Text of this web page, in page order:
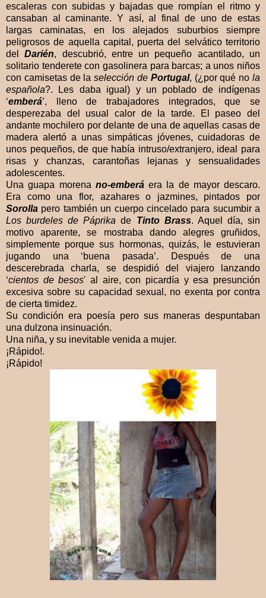
escaleras con subidas y bajadas que rompían el ritmo y
cansaban al caminante. Y así, al final de uno de estas
largas caminatas, en los alejados suburbios siempre
peligrosos de aquella capital, puerta del selvático territorio
delDarién, descubrió, entre un pequeño acantilado, un
solitario tenderete con gasolinera para barcas; a unos niños
con camisetas de laselección de Portugal, (¿por qué nola
española?. Les daba igual) y un poblado de indígenas
‘emberá’, lleno de trabajadores integrados, que se
desperezaba del usual calor de la tarde. El paseo del
andante mochilero por delante de una de aquellas casas de
madera alertó a unas simpáticas jóvenes, cuidadoras de
unos pequeños, de que había intruso/extranjero, ideal para
risas y chanzas, carantoñas lejanas y sensualidades
adolescentes.
Una guapa morena no-emberáera la de mayor descaro.
Era como una flor, azahares o jazmines, pintados por
Sorolla pero también un cuerpo cincelado para sucumbir a
Los burdeles de Páprika de Tinto Brass. Aquel día, sin
motivo aparente, se mostraba dando alegres gruñidos,
simplemente porque sus hormonas, quizás, le estuvieran
jugando una ‘buena pasada’. Después de una
descerebrada charla, se despidió del viajero lanzando
‘cientos de besos' al aire, con picardía y esa presunción
excesiva sobre su capacidad sexual, no exenta por contra
de cierta timidez.
Su condición era poesía pero sus maneras despuntaban
una dulzona insinuación.
Una niña, y su inevitable venida a mujer.
¡Rápido!.
¡Rápido!